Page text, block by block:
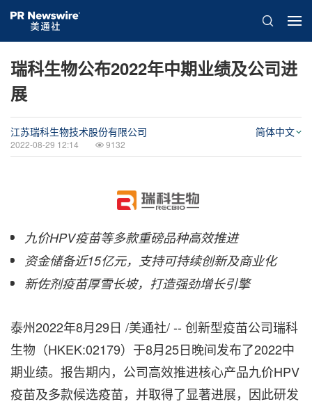
瑞科生物公布2022年中期业绩及公司进
展
江苏瑞科生物技术股份有限公司
2022-08-29 12:14 9132
简体中文
九价HPV疫苗等多款重磅品种高效推进
资金储备近15亿元，支持可持续创新及商业化
新佐剂疫苗厚雪长坡，打造强劲增长引擎
泰州2022年8月29日 /美通社/ -- 创新型疫苗公司瑞科
生物（HKEK:02179）于8月25日晚间发布了2022中
期业绩。报告期内，公司高效推进核心产品九价HPV
疫苗及多款候选疫苗，并取得了显著进展，因此研发